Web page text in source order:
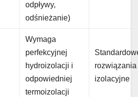
odpływy,
odśnieżanie)
Wymaga
perfekcyjnej
hydroizolacji i
odpowiedniej
termoizolacji
rozwiązania
izolacyjne